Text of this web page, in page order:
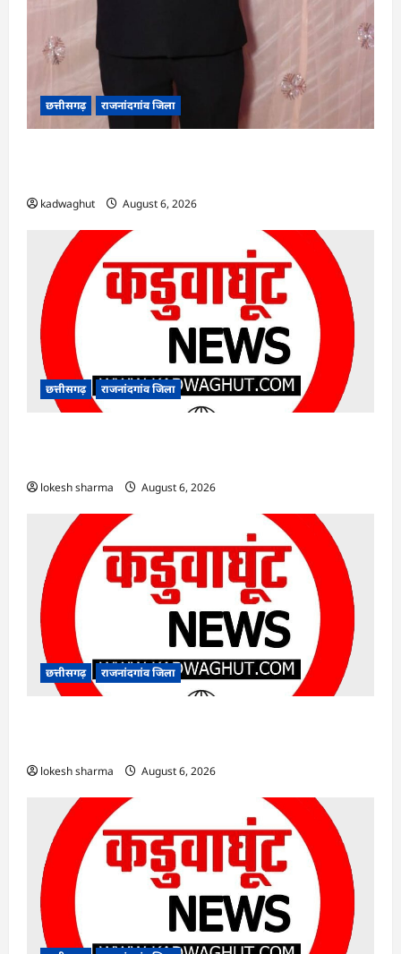
छत्तीसगढ़ राजनांदगांव जिला
kadwaghut August 6, 2026
छत्तीसगढ़ राजनांदगांव जिला
lokesh sharma August 6, 2026
छत्तीसगढ़ राजनांदगांव जिला
lokesh sharma August 6, 2026